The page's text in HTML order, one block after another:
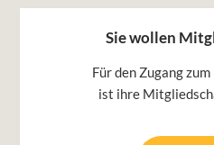
Sie wollen
Für den Zugang
ist ihre